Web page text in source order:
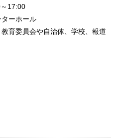
17:00
ーホール
育委員会や自治体、学校、報道